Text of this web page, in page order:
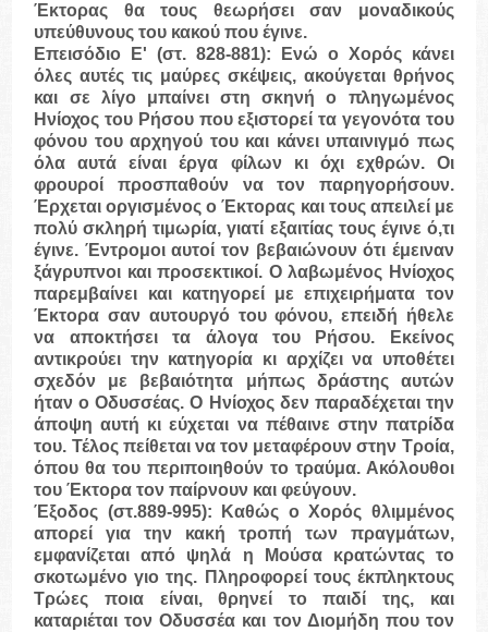
Έκτορας θα τους θεωρήσει σαν μοναδικούς
υπεύθυνους του κακού που έγινε.
Επεισόδιο Ε' (στ. 828-881): Ενώ ο Χορός κάνει
όλες αυτές τις μαύρες σκέψεις, ακούγεται θρήνος
και σε λίγο μπαίνει στη σκηνή ο πληγωμένος
Ηνίοχος του Ρήσου που εξιστορεί τα γεγονότα του
φόνου του αρχηγού του και κάνει υπαινιγμό πως
όλα αυτά είναι έργα φίλων κι όχι εχθρών. Οι
φρουροί προσπαθούν να τον παρηγορήσουν.
Έρχεται οργισμένος ο Έκτορας και τους απειλεί με
πολύ σκληρή τιμωρία, γιατί εξαιτίας τους έγινε ό,τι
έγινε. Έντρομοι αυτοί τον βεβαιώνουν ότι έμειναν
ξάγρυπνοι και προσεκτικοί. Ο λαβωμένος Ηνίοχος
παρεμβαίνει και κατηγορεί με επιχειρήματα τον
Έκτορα σαν αυτουργό του φόνου, επειδή ήθελε
να αποκτήσει τα άλογα του Ρήσου. Εκείνος
αντικρούει την κατηγορία κι αρχίζει να υποθέτει
σχεδόν με βεβαιότητα μήπως δράστης αυτών
ήταν ο Οδυσσέας. Ο Ηνίοχος δεν παραδέχεται την
άποψη αυτή κι εύχεται να πέθαινε στην πατρίδα
του. Τέλος πείθεται να τον μεταφέρουν στην Τροία,
όπου θα του περιποιηθούν το τραύμα. Ακόλουθοι
του Έκτορα τον παίρνουν και φεύγουν.
Έξοδος (στ.889-995): Καθώς ο Χορός θλιμμένος
απορεί για την κακή τροπή των πραγμάτων,
εμφανίζεται από ψηλά η Μούσα κρατώντας το
σκοτωμένο γιο της. Πληροφορεί τους έκπληκτους
Τρώες ποια είναι, θρηνεί το παιδί της, και
καταριέται τον Οδυσσέα και τον Διομήδη που τον